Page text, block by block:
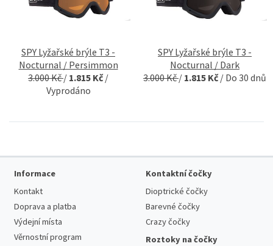
SPY Lyžařské brýle T3 -
Nocturnal / Persimmon
3.000 Kč/ 1.815 Kč/
Vyprodáno
SPY Lyžařské brýle T3 -
Nocturnal / Dark
3.000 Kč/ 1.815 Kč/ Do 30 dnů
Informace
Kontakt
Doprava a platba
Výdejní místa
Věrnostní program
Kontaktní čočky
Dioptrické čočky
Barevné čočky
Crazy čočky
Roztoky na čočky